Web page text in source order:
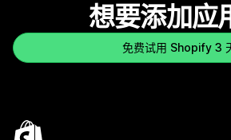
想要添加应
免费试用 Shopify 3